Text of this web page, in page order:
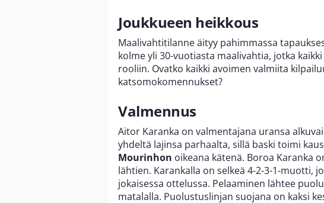
Joukkueen heikkous
Maalivahtitilanne äityy pahimmassa
kolme yli 30-vuotiasta maalivahtia, jotka
rooliin. Ovatko kaikki avoimen valmiita
katsomokomennukset?
Valmennus
Aitor Karanka on valmentajana uransa
yhdeltä lajinsa parhaalta, sillä baski toimi
Mourinhon oikeana kätenä. Boroa Karanka
lähtien. Karankalla on selkeä 4-2-3-1-muotti,
jokaisessa ottelussa. Pelaaminen lähtee
matalalla. Puolustuslinjan suojana on kaksi